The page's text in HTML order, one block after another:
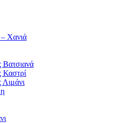
Χανιά
Βατσιανά
Καστρί